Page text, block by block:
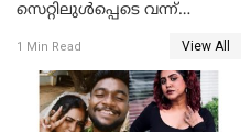
സെറ്റിലുൾപ്പെടെ വന്ന്
ബിയര്‍ കുപ്പി തലയ്ക്ക് അടിച്ച്
പൊട്ടിക്കുമെന്ന്
ഭീഷണി;അശ്ലീല
മെസേജുകളും വെളിപ്പെടുത്തി
1 Min Read View All